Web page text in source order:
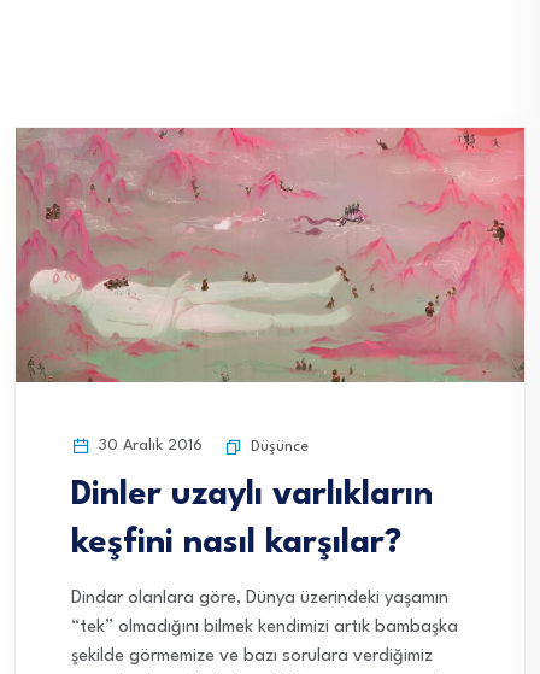
30 Aralık 2016 Düşünce
Dinler uzaylı varlıkların
keşfini nasıl karşılar?
Dindar olanlara göre, Dünya üzerindeki yaşamın
“tek” olmadığını bilmek kendimizi artık bambaşka
şekilde görmemize ve bazı sorulara verdiğimiz